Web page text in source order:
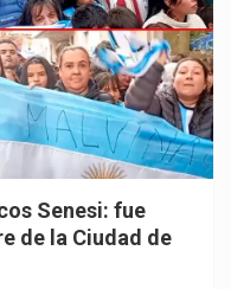
Senesi: fue
de la Ciudad de